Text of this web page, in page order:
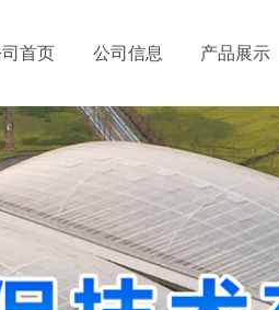
首页 公司信息 产品展示